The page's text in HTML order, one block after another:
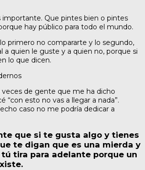
importante. Que pintes bien o pintes
hay público para todo el mundo.
primero no compararte y lo segundo,
a quien le guste y a quien no, porque si
lo que dicen.
veces de gente que me ha dicho
“con esto no vas a llegar a nada”.
caso no me podría dedicar a
que si te gusta algo y tienes
te digan que es una mierda y
tira para adelante porque un